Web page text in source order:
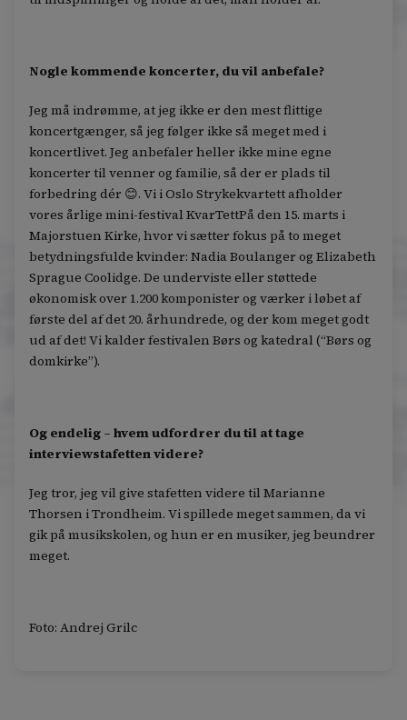
Nogle kommende koncerter, du vil anbefale?
Jeg må indrømme, at jeg ikke er den mest flittige
koncertgænger, så jeg følger ikke så meget med i
koncertlivet. Jeg anbefaler heller ikke mine egne
koncerter til venner og familie, så der er plads til
forbedring dér 😊. Vi i Oslo Strykekvartett afholder
vores årlige mini-festival KvarTettPå den 15. marts i
Majorstuen Kirke, hvor vi sætter fokus på to meget
betydningsfulde kvinder: Nadia Boulanger og Elizabeth
Sprague Coolidge. De underviste eller støttede
økonomisk over 1.200 komponister og værker i løbet af
første del af det 20. århundrede, og der kom meget godt
ud af det! Vi kalder festivalen Børs og katedral (“Børs og
domkirke”).
Og endelig – hvem udfordrer du til at tage
interviewstafetten videre?
Jeg tror, jeg vil give stafetten videre til Marianne
Thorsen i Trondheim. Vi spillede meget sammen, da vi
gik på musikskolen, og hun er en musiker, jeg beundrer
meget.
Foto: Andrej Grilc